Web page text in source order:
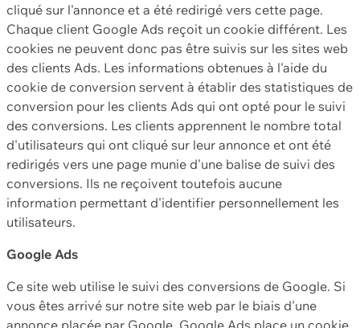
cliqué sur l'annonce et a été redirigé vers cette page.
Chaque client Google Ads reçoit un cookie différent. Les
cookies ne peuvent donc pas être suivis sur les sites web
des clients Ads. Les informations obtenues à l'aide du
cookie de conversion servent à établir des statistiques de
conversion pour les clients Ads qui ont opté pour le suivi
des conversions. Les clients apprennent le nombre total
d'utilisateurs qui ont cliqué sur leur annonce et ont été
redirigés vers une page munie d'une balise de suivi des
conversions. Ils ne reçoivent toutefois aucune
information permettant d'identifier personnellement les
utilisateurs.
Google Ads
Ce site web utilise le suivi des conversions de Google. Si
vous êtes arrivé sur notre site web par le biais d'une